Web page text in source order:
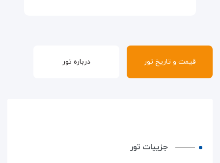
قیمت و تاریخ تور درباره تور
جزییات تور